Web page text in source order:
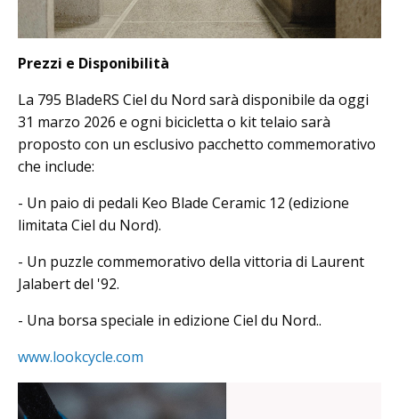
Prezzi e Disponibilità
La 795 BladeRS Ciel du Nord sarà disponibile da oggi
31 marzo 2026 e ogni bicicletta o kit telaio sarà
proposto con un esclusivo pacchetto commemorativo
che include:
- Un paio di pedali Keo Blade Ceramic 12 (edizione
limitata Ciel du Nord).
- Un puzzle commemorativo della vittoria di Laurent
Jalabert del '92.
- Una borsa speciale in edizione Ciel du Nord..
www.lookcycle.com